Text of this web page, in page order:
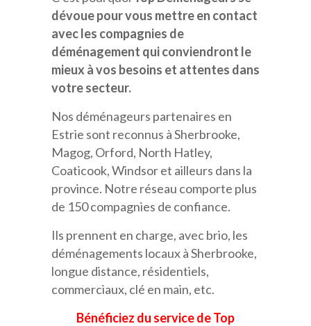
dévoue pour vous mettre en contact
avec les compagnies de
déménagement qui conviendront le
mieux à vos besoins et attentes dans
votre secteur.
Nos déménageurs partenaires en
Estrie sont reconnus à Sherbrooke,
Magog, Orford, North Hatley,
Coaticook, Windsor et ailleurs dans la
province. Notre réseau comporte plus
de 150 compagnies de confiance.
Ils prennent en charge, avec brio, les
déménagements locaux à Sherbrooke,
longue distance, résidentiels,
commerciaux, clé en main, etc.
Bénéficiez du service de Top